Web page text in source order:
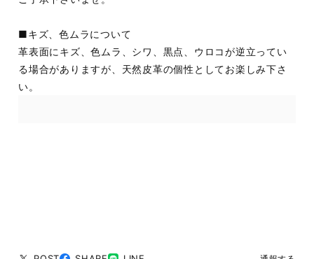
■キズ、色ムラについて
革表面にキズ、色ムラ、シワ、黒点、ウロコが逆立ってい
る場合がありますが、天然皮革の個性としてお楽しみ下さ
い。